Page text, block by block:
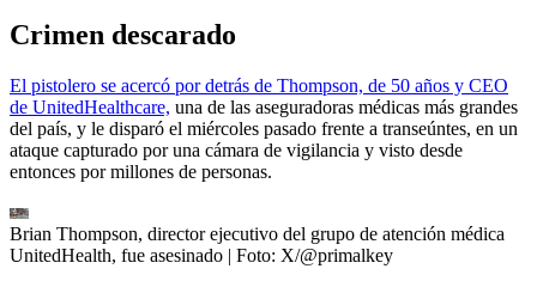
Crimen descarado
El pistolero se acercó por detrás de Thompson, de 50 años y CEO
de UnitedHealthcare, una de las aseguradoras médicas más grandes
del país, y le disparó el miércoles pasado frente a transeúntes, en un
ataque capturado por una cámara de vigilancia y visto desde
entonces por millones de personas.
Brian Thompson, director ejecutivo del grupo de atención médica
UnitedHealth, fue asesinado | Foto: X/@primalkey